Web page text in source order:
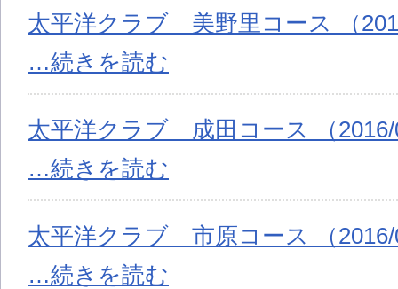
太平洋クラブ 美野里コース （
…続きを読む
太平洋クラブ 成田コース （2016/
…続きを読む
太平洋クラブ 市原コース （2016/
…続きを読む